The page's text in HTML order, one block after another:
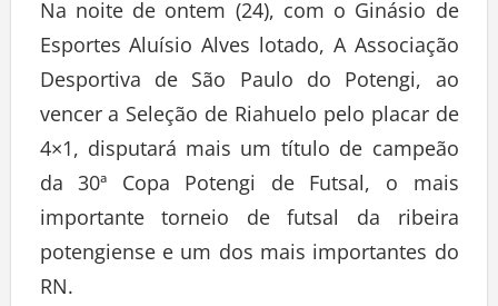
Na noite de ontem (24), com o Ginásio de
Esportes Aluísio Alves lotado, A Associação
Desportiva de São Paulo do Potengi, ao
vencer a Seleção de Riahuelo pelo placar de
4×1, disputará mais um título de campeão
da 30ª Copa Potengi de Futsal, o mais
importante torneio de futsal da ribeira
potengiense e um dos mais importantes do
RN.